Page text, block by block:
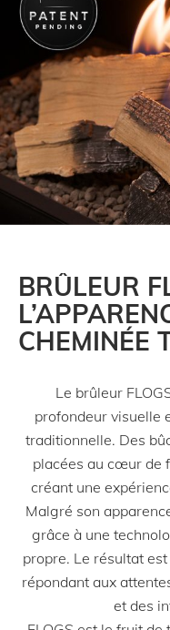
BRÛLEUR
CHEMINÉE
Le brûleur
profondeur visuelle
traditionnelle. Des
placées au cœur de
créant une
Malgré son
grâce à une
propre. Le résultat
répondant aux
et des